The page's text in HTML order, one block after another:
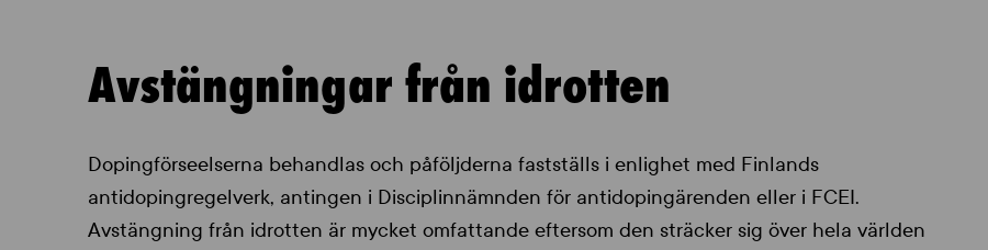
Avstängningar från idrotten
Dopingförseelserna behandlas och påföljderna fastställs i enlighet med Finlands
antidopingregelverk, antingen i Disciplinnämnden för antidopingärenden eller i FCEI.
Avstängning från idrotten är mycket omfattande eftersom den sträcker sig över hela världen